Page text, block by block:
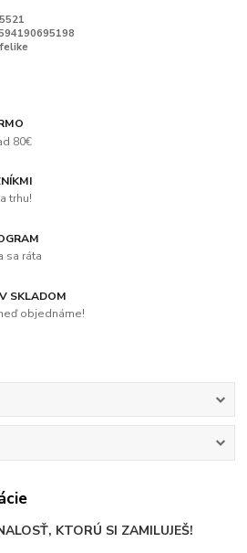
80€
trhu!
sa ráta
SKLADOM
objednáme!
KTORÚ SI ZAMILUJEŠ!